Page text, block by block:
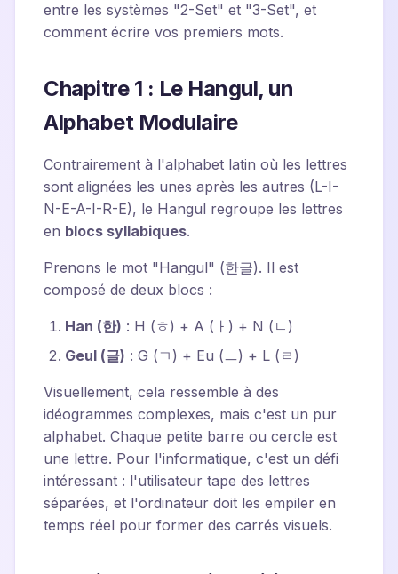
entre les systèmes "2-Set" et "3-Set", et
comment écrire vos premiers mots.
Chapitre 1 : Le Hangul, un
Alphabet Modulaire
Contrairement à l'alphabet latin où les lettres
sont alignées les unes après les autres (L-I-
N-E-A-I-R-E), le Hangul regroupe les lettres
en blocs syllabiques.
Prenons le mot "Hangul" (한글). Il est
composé de deux blocs :
Han (한) : H (ㅎ) + A (ㅏ) + N (ㄴ)
Geul (글) : G (ㄱ) + Eu (ㅡ) + L (ㄹ)
Visuellement, cela ressemble à des
idéogrammes complexes, mais c'est un pur
alphabet. Chaque petite barre ou cercle est
une lettre. Pour l'informatique, c'est un défi
intéressant : l'utilisateur tape des lettres
séparées, et l'ordinateur doit les empiler en
temps réel pour former des carrés visuels.